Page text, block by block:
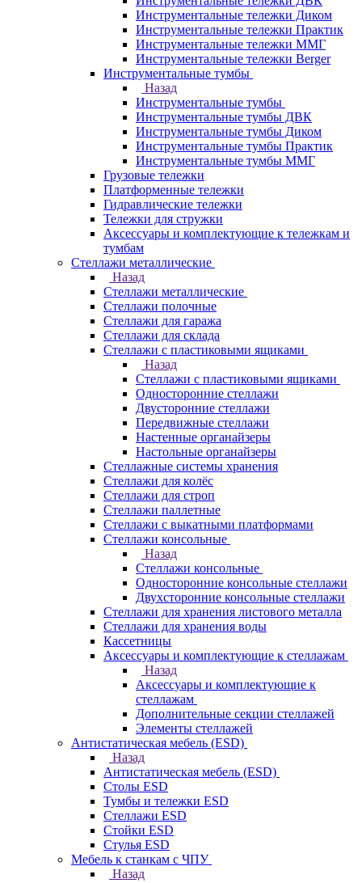
Инструментальные тележки Диком
Инструментальные тележки Практик
Инструментальные тележки ММГ
Инструментальные тележки Berger
Инструментальные тумбы
Назад
Инструментальные тумбы
Инструментальные тумбы ДВК
Инструментальные тумбы Диком
Инструментальные тумбы Практик
Инструментальные тумбы ММГ
Грузовые тележки
Платформенные тележки
Гидравлические тележки
Тележки для стружки
Аксесcуары и комплектующие к тележкам и
тумбам
Стеллажи металлические
Назад
Стеллажи металлические
Стеллажи полочные
Стеллажи для гаража
Стеллажи для склада
Стеллажи с пластиковыми ящиками
Назад
Стеллажи с пластиковыми ящиками
Односторонние стеллажи
Двусторонние стеллажи
Передвижные стеллажи
Настенные органайзеры
Настольные органайзеры
Стеллажные системы хранения
Стеллажи для колёс
Стеллажи для строп
Стеллажи паллетные
Стеллажи с выкатными платформами
Стеллажи консольные
Назад
Стеллажи консольные
Односторонние консольные стеллажи
Двухсторонние консольные стеллажи
Стеллажи для хранения листового металла
Стеллажи для хранения воды
Кассетницы
Аксесcуары и комплектующие к стеллажам
Назад
Аксесcуары и комплектующие к
стеллажам
Дополнительные секции стеллажей
Элементы стеллажей
Антистатическая мебель (ESD)
Назад
Антистатическая мебель (ESD)
Столы ESD
Тумбы и тележки ESD
Стеллажи ESD
Стойки ESD
Стулья ESD
Мебель к станкам с ЧПУ
Назад